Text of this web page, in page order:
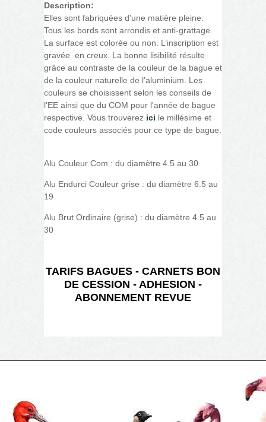
Description:
Elles sont fabriquées d’une matière pleine.
Tous les bords sont arrondis et anti-grattage.
La surface est colorée ou non. L’inscription est
gravée en creux. La bonne lisibilité résulte
grâce au contraste de la couleur de la bague et
de la couleur naturelle de l’aluminium. Les
couleurs se choisissent selon les conseils de
l'EE ainsi que du COM pour l'année de bague
respective. Vous trouverez ici le millésime et
code couleurs associés pour ce type de bague.
Alu Couleur Com : du diamètre 4.5 au 30
Alu Endurci Couleur grise : du diamètre 6.5 au
19
Alu Brut Ordinaire (grise) : du diamètre 4.5 au
30
TARIFS BAGUES - CARNETS BON
DE CESSION - ADHESION -
ABONNEMENT REVUE